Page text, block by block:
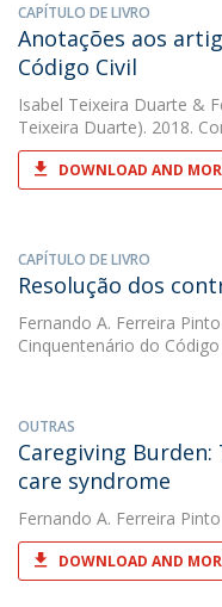
CAPÍTULO DE LIVRO
Anotações aos
Código Civil
Isabel Teixeira Duarte &
Teixeira Duarte). 2018.
DOWNLOAD AND
CAPÍTULO DE LIVRO
Resolução dos
Fernando A. Ferreira Pinto
Cinquentenário do Código
OUTRAS
Caregiving
care syndrome
Fernando A. Ferreira Pinto
DOWNLOAD AND